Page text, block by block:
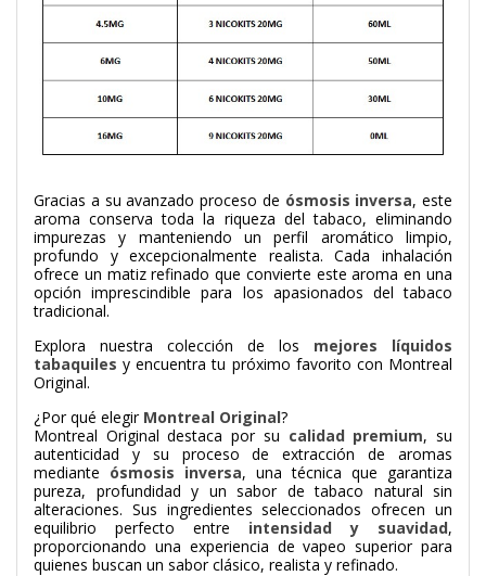
Gracias a su avanzado proceso de ósmosis inversa, este
aroma conserva toda la riqueza del tabaco, eliminando
impurezas y manteniendo un perfil aromático limpio,
profundo y excepcionalmente realista. Cada inhalación
ofrece un matiz refinado que convierte este aroma en una
opción imprescindible para los apasionados del tabaco
tradicional.
Explora nuestra colección de los mejores líquidos
tabaquiles y encuentra tu próximo favorito con Montreal
Original.
¿Por qué elegir Montreal Original?
Montreal Original destaca por su calidad premium, su
autenticidad y su proceso de extracción de aromas
mediante ósmosis inversa, una técnica que garantiza
pureza, profundidad y un sabor de tabaco natural sin
alteraciones. Sus ingredientes seleccionados ofrecen un
equilibrio perfecto entre intensidad y suavidad,
proporcionando una experiencia de vapeo superior para
quienes buscan un sabor clásico, realista y refinado.